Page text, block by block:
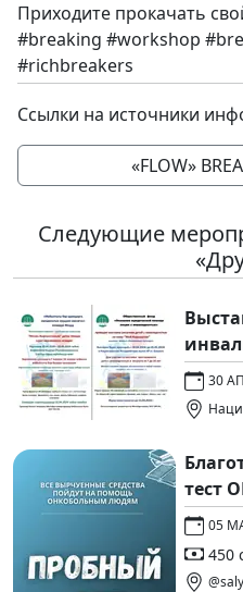
Приходите прокачать
#breaking #workshop
#richbreakers
Ссылки на источники
«FLOW»
Следующие
30
тест
05
450